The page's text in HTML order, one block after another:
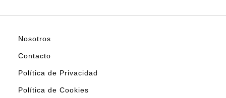
Nosotros
Contacto
Política de Privacidad
Política de Cookies